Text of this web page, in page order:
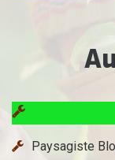
Paysagiste